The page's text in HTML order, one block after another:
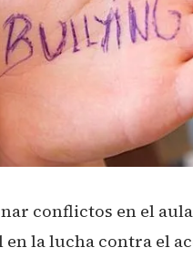
conflictos en el
la lucha contra el